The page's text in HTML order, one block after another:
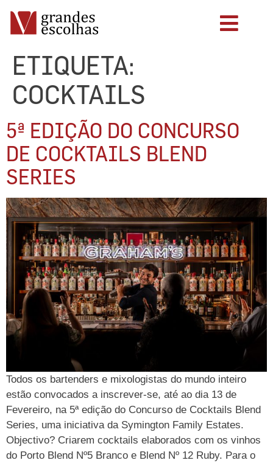
ETIQUETA:
COCKTAILS
5ª EDIÇÃO DO CONCURSO
DE COCKTAILS BLEND
SERIES
Todos os bartenders e mixologistas do mundo inteiro
estão convocados a inscrever-se, até ao dia 13 de
Fevereiro, na 5ª edição do Concurso de Cocktails Blend
Series, uma iniciativa da Symington Family Estates.
Objectivo? Criarem cocktails elaborados com os vinhos
do Porto Blend Nº5 Branco e Blend Nº 12 Ruby. Para o